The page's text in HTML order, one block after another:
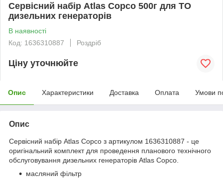
Сервісний набір Atlas Copco 500г для ТО
дизельних генераторів
В наявності
Код: 1636310887
Роздріб
Ціну уточнюйте
Опис Характеристики Доставка Оплата Умови
Опис
Сервісний набір Atlas Copco з артикулом 1636310887 - це
оригінальний комплект для проведення планового технічного
обслуговування дизельних генераторів Atlas Copco.
масляний фільтр